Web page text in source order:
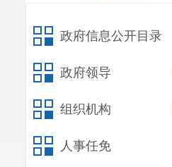
政府信息公开目录
政府领导
组织机构
人事任免